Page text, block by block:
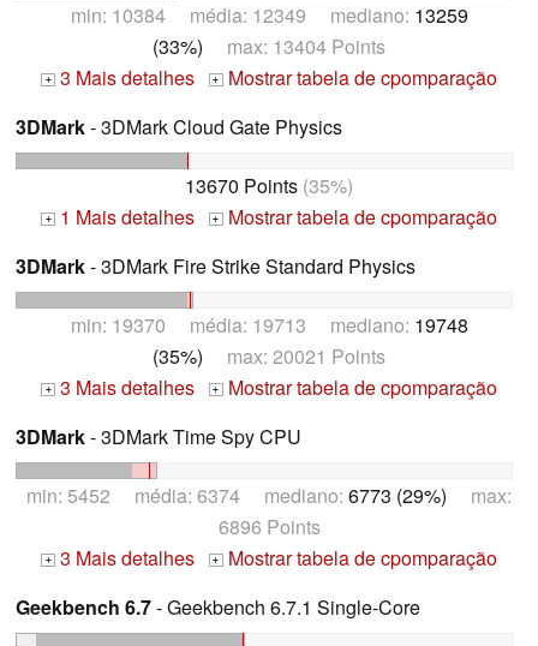
min: 10384 média: 12349 mediano: 13259
(33%) max: 13404 Points
+ 3 Mais detalhes + Mostrar tabela de cpomparação
3DMark- 3DMark Cloud Gate Physics
13670 Points (35%)
+ 1 Mais detalhes + Mostrar tabela de cpomparação
3DMark- 3DMark Fire Strike Standard Physics
min: 19370 média: 19713 mediano: 19748
(35%) max: 20021 Points
+ 3 Mais detalhes + Mostrar tabela de cpomparação
3DMark- 3DMark Time Spy CPU
min: 5452 média: 6374 mediano: 6773 (29%) max:
6896 Points
+ 3 Mais detalhes + Mostrar tabela de cpomparação
Geekbench 6.7- Geekbench 6.7.1 Single-Core